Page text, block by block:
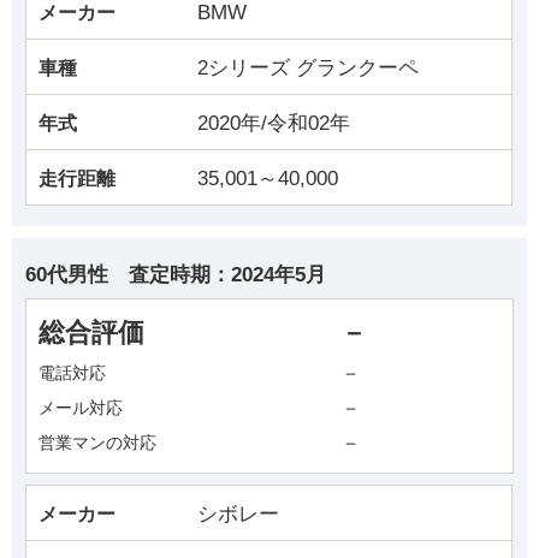
メーカー BMW
車種 2シリーズ グランクーペ
年式 2020年/令和02年
走行距離 35,001～40,000
60代男性 査定時期： 2024年5月
総合評価 －
電話対応 －
メール対応 －
営業マンの対応 －
メーカー シボレー